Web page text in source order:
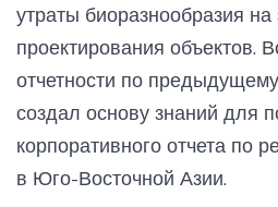
утраты биоразнообразия на
проектирования объектов.
отчетности по
создал основу знаний для
корпоративного отчета по
в Юго-Восточной Азии.